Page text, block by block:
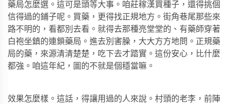
藥局怎麼選。這可是頭等大事。咱莊稼漢買種子，還得挑個
信得過的鋪子呢。買藥，更得找正規地方。街角巷尾那些來
路不明的，看都別去看。就得去那種亮堂堂的、有藥師穿著
白袍坐鎮的連鎖藥局。進去別害臊，大大方方地問。正規藥
局的藥，來源清清楚楚，吃下去才踏實。這份安心，比什麼
都強。咱這年紀，圖的不就是個穩當嘛。
效果怎麼樣。這話，得讓用過的人來說。村頭的老李，前陣